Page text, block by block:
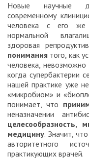
Новые научные
современному
человека с его же
нормальной
здоровая
понимания того, как
человека, невозможно
когда супербактерии
нашей практике уже
«микробиом» и
понимает, что
неназначении
целесообразность,
медицину. Значит,
авторитетного
практикующих врачей.